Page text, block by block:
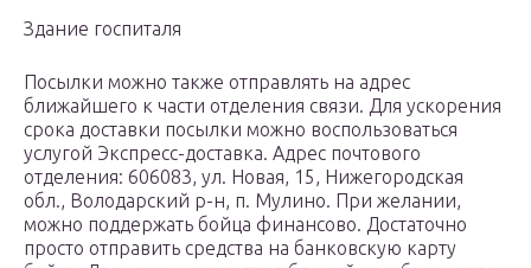
Здание госпиталя
Посылки можно также отправлять на адрес
ближайшего к части отделения связи. Для ускорения
срока доставки посылки можно воспользоваться
услугой Экспресс-доставка. Адрес почтового
отделения: 606083, ул. Новая, 15, Нижегородская
обл., Володарский р-н, п. Мулино. При желании,
можно поддержать бойца финансово. Достаточно
просто отправить средства на банковскую карту